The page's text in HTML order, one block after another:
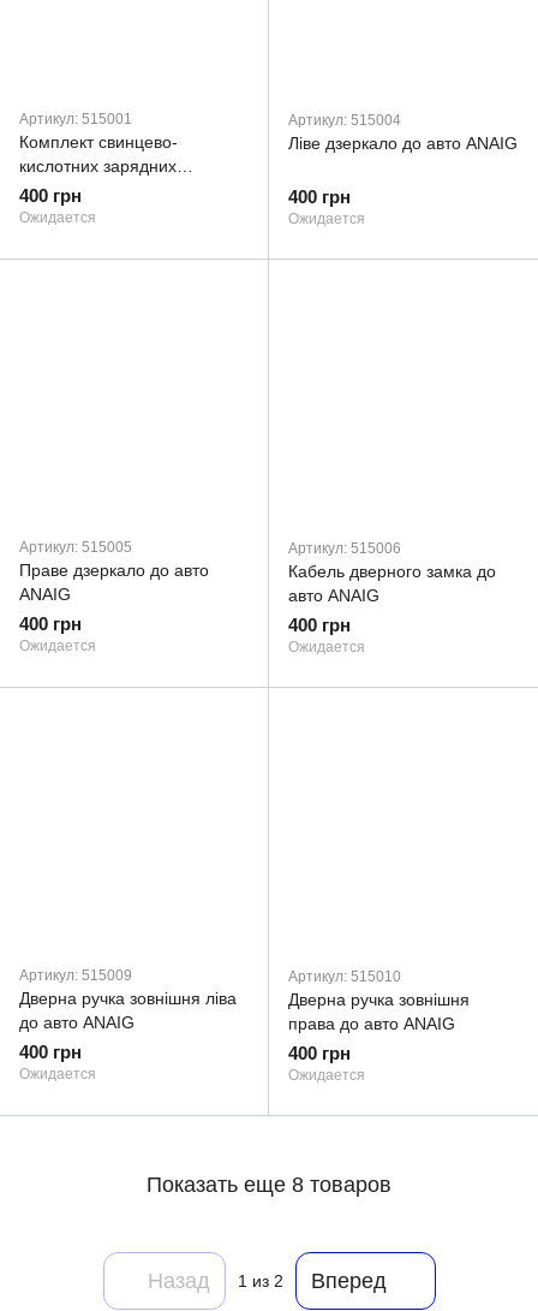
Артикул: 515001
Комплект свинцево-
кислотних зарядних
пристроїв
400 грн
Ожидается
Артикул: 515004
Ліве дзеркало до авто ANAIG
400 грн
Ожидается
Артикул: 515005
Праве дзеркало до авто
ANAIG
400 грн
Ожидается
Артикул: 515006
Кабель дверного замка до
авто ANAIG
400 грн
Ожидается
Артикул: 515009
Дверна ручка зовнішня ліва
до авто ANAIG
400 грн
Ожидается
Артикул: 515010
Дверна ручка зовнішня
права до авто ANAIG
400 грн
Ожидается
Показать еще 8 товаров
Назад 1 из 2 Вперед